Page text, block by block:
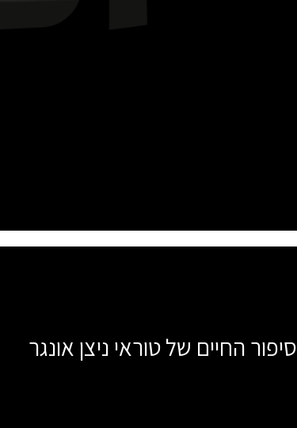
סיפור החיים של טוראי ניצן אונגר